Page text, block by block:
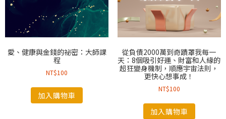
愛、健康與金錢的祕密：大師課
程
NT$100
加入購物車
從負債2000萬到奇蹟罩我每一
天：8個吸引好運、財富和人緣的
超狂變身機制，順應宇宙法則，
更快心想事成！
NT$100
加入購物車